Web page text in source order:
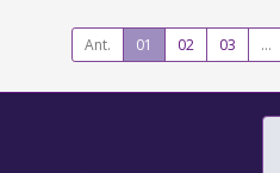
Ant. 01 02 03 ...